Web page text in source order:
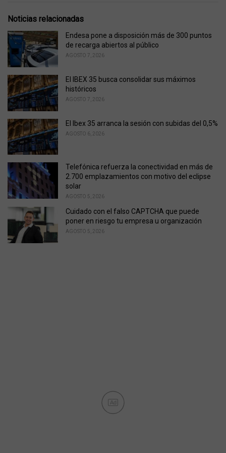
e
o
r
i
:
Noticias relacionadas
Endesa pone a disposición más de 300 puntos
de recarga abiertos al público
AGOSTO 7, 2026
El IBEX 35 busca consolidar sus máximos
históricos
AGOSTO 7, 2026
El Ibex 35 arranca la sesión con subidas del 0,5%
AGOSTO 6, 2026
Telefónica refuerza la conectividad en más de
2.700 emplazamientos con motivo del eclipse
solar
AGOSTO 5, 2026
Cuidado con el falso CAPTCHA que puede
poner en riesgo tu empresa u organización
AGOSTO 5, 2026
Ad